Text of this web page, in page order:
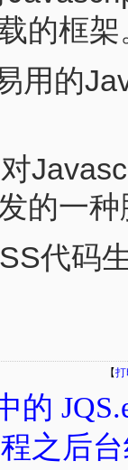
的框架
用的
的一
代码
【打
的
之后